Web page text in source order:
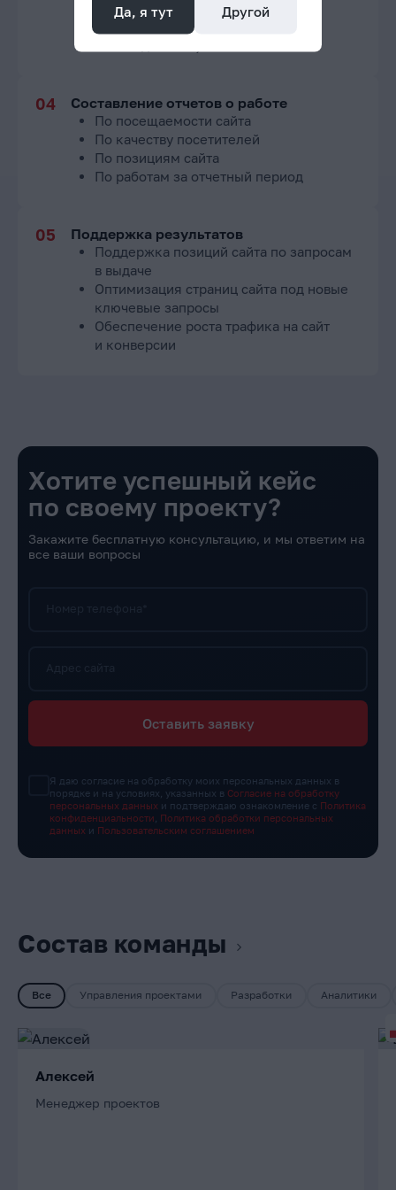
по ключевым словам
Корректировка стратегии (при
Составление отчетов о работе
По посещаемости сайта
По качеству посетителей
По позициям сайта
По работам за отчетный период
Поддержка результатов
Поддержка позиций сайта по запросам
в выдаче
Оптимизация страниц сайта под новые
ключевые запросы
Обеспечение роста трафика на сайт
и конверсии
Хотите успешный кейс
по своему проекту?
Закажите бесплатную консультацию, и мы ответим на
все ваши вопросы
Оставить заявку
Я даю согласие на обработку моих персональных данных в
порядке и на условиях, указанных в Согласие на обработку
персональных данных и подтверждаю ознакомление с Политика
конфиденциальности
Политика обработки персональных
данных и Пользовательским соглашением
Состав команды
Все Управления проектами Разработки Аналитики
Алексей
Менеджер проектов
Да, я тут Другой